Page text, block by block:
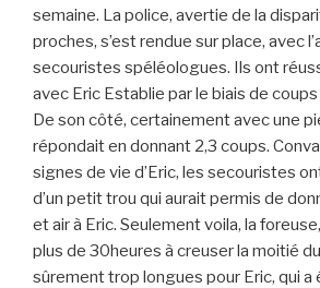
semaine. La police, avertie de la
proches, s’est rendue sur place, avec
secouristes spéléologues. Ils ont
avec Eric Establie par le biais de
De son côté, certainement avec une
répondait en donnant 2,3 coups.
signes de vie d’Eric, les secouristes
d’un petit trou qui aurait permis de
et air à Eric. Seulement voila, la
plus de 30heures à creuser la moitié
sûrement trop longues pour Eric, qui